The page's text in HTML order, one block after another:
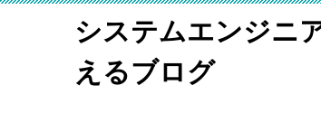
システムエンジニ
えるブログ